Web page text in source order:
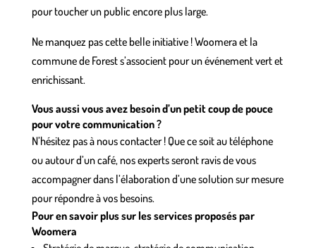
pour toucher un public encore plus large.
Ne manquez pas cette belle initiative ! Woomera et la
commune de Forest s’associent pour un événement vert et
enrichissant.
Vous aussi vous avez besoin d’un petit coup de pouce
pour votre communication ?
N’hésitez pas à nous contacter ! Que ce soit au téléphone
ou autour d’un café, nos experts seront ravis de vous
accompagner dans l’élaboration d’une solution sur mesure
pour répondre à vos besoins.
Pour en savoir plus sur les services proposés par
Woomera